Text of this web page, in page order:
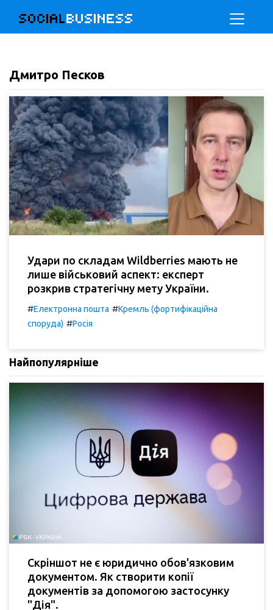
SOCIALBUSINESS
Дмитро Песков
Удари по складам Wildberries мають не
лише військовий аспект: експерт
розкрив стратегічну мету України.
#Електронна пошта #Кремль (фортифікаційна
споруда) #Росія
Найпопулярніше
Скріншот не є юридично обов'язковим
документом. Як створити копії
документів за допомогою застосунку
"Дія".